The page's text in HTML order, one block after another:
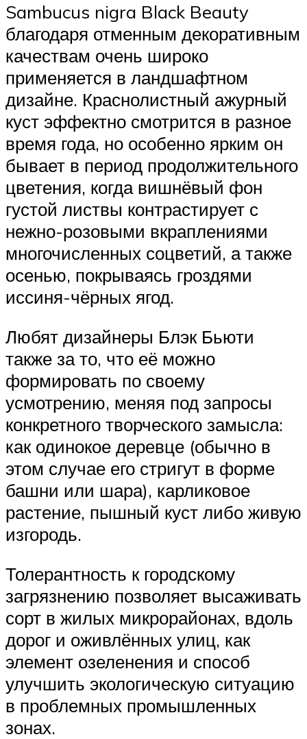
Sambucus nigra Black Beauty
благодаря отменным декоративным
качествам очень широко
применяется в ландшафтном
дизайне. Краснолистный ажурный
куст эффектно смотрится в разное
время года, но особенно ярким он
бывает в период продолжительного
цветения, когда вишнёвый фон
густой листвы контрастирует с
нежно-розовыми вкраплениями
многочисленных соцветий, а также
осенью, покрываясь гроздями
иссиня-чёрных ягод.
Любят дизайнеры Блэк Бьюти
также за то, что её можно
формировать по своему
усмотрению, меняя под запросы
конкретного творческого замысла:
как одинокое деревце (обычно в
этом случае его стригут в форме
башни или шара), карликовое
растение, пышный куст либо живую
изгородь.
Толерантность к городскому
загрязнению позволяет высаживать
сорт в жилых микрорайонах, вдоль
дорог и оживлённых улиц, как
элемент озеленения и способ
улучшить экологическую ситуацию
в проблемных промышленных
зонах.